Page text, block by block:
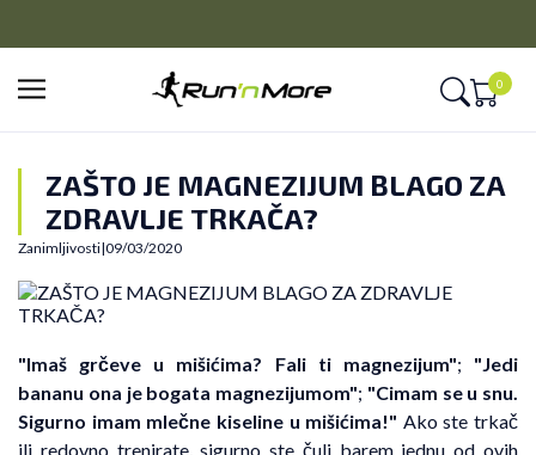
0
ZAŠTO JE MAGNEZIJUM BLAGO ZA
ZDRAVLJE TRKAČA?
Zanimljivosti|09/03/2020
"Imaš grčeve u mišićima? Fali ti magnezijum"; "Jedi
bananu ona je bogata magnezijumom"; "Cimam se u snu.
Sigurno imam mlečne kiseline u mišićima!" Ako ste trkač
ili redovno trenirate, sigurno ste čuli barem jednu od ovih